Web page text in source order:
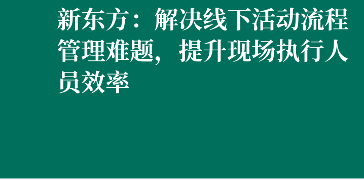
新东方： 解决线下活动流程
管理难题，提升现场执行人
员效率